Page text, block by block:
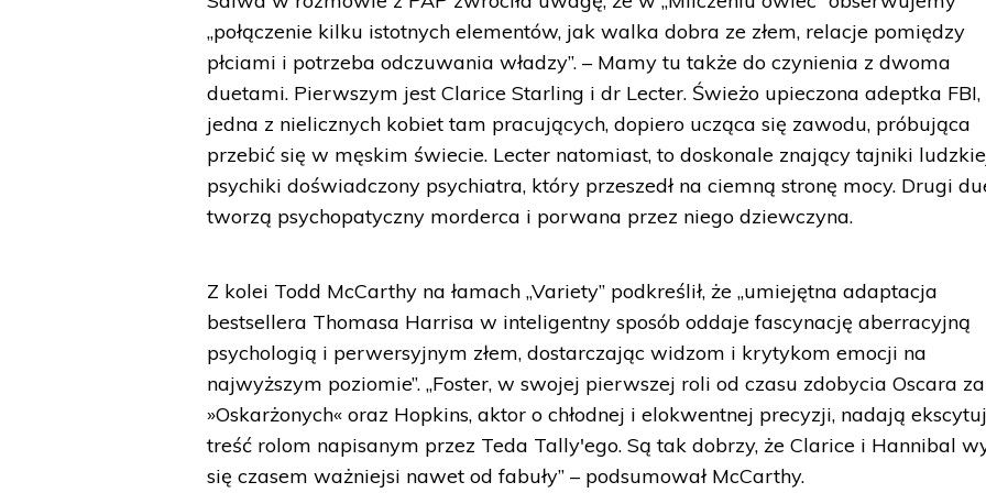
„połączenie kilku istotnych elementów, jak walka dobra ze złem, relacje pomiędzy
płciami i potrzeba odczuwania władzy”. – Mamy tu także do czynienia z dwoma
duetami. Pierwszym jest Clarice Starling i dr Lecter. Świeżo upieczona adeptka FBI,
jedna z nielicznych kobiet tam pracujących, dopiero ucząca się zawodu, próbująca
przebić się w męskim świecie. Lecter natomiast, to doskonale znający tajniki
psychiki doświadczony psychiatra, który przeszedł na ciemną stronę mocy. Drugi
tworzą psychopatyczny morderca i porwana przez niego dziewczyna.
Z kolei Todd McCarthy na łamach „Variety” podkreślił, że „umiejętna adaptacja
bestsellera Thomasa Harrisa w inteligentny sposób oddaje fascynację aberracyjną
psychologią i perwersyjnym złem, dostarczając widzom i krytykom emocji na
najwyższym poziomie”. „Foster, w swojej pierwszej roli od czasu zdobycia Oscara za
»Oskarżonych« oraz Hopkins, aktor o chłodnej i elokwentnej precyzji, nadają
treść rolom napisanym przez Teda Tally'ego. Są tak dobrzy, że Clarice i Hannibal
się czasem ważniejsi nawet od fabuły” – podsumował McCarthy.